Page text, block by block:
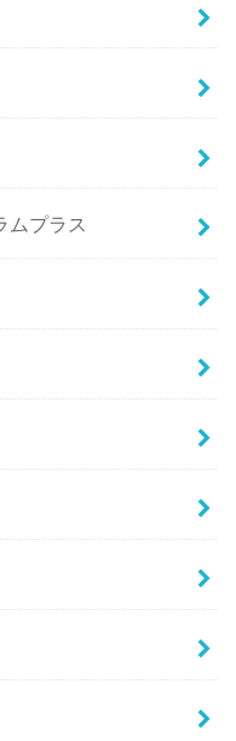
ムプラス